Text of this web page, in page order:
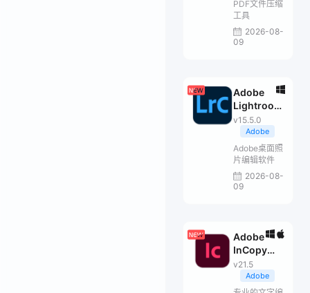
PDF文件压缩
工具
2026-08-
09
Adobe
Lightroom
Classic
2026
v15.5.0
Adobe
Adobe桌面照
片编辑软件
2026-08-
09
Adobe
InCopy
2026
v21.5
Adobe